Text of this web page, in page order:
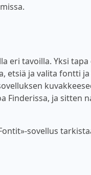
eri tavoilla. Yksi
etsiä ja valita fontti
ja sitten
sovellus